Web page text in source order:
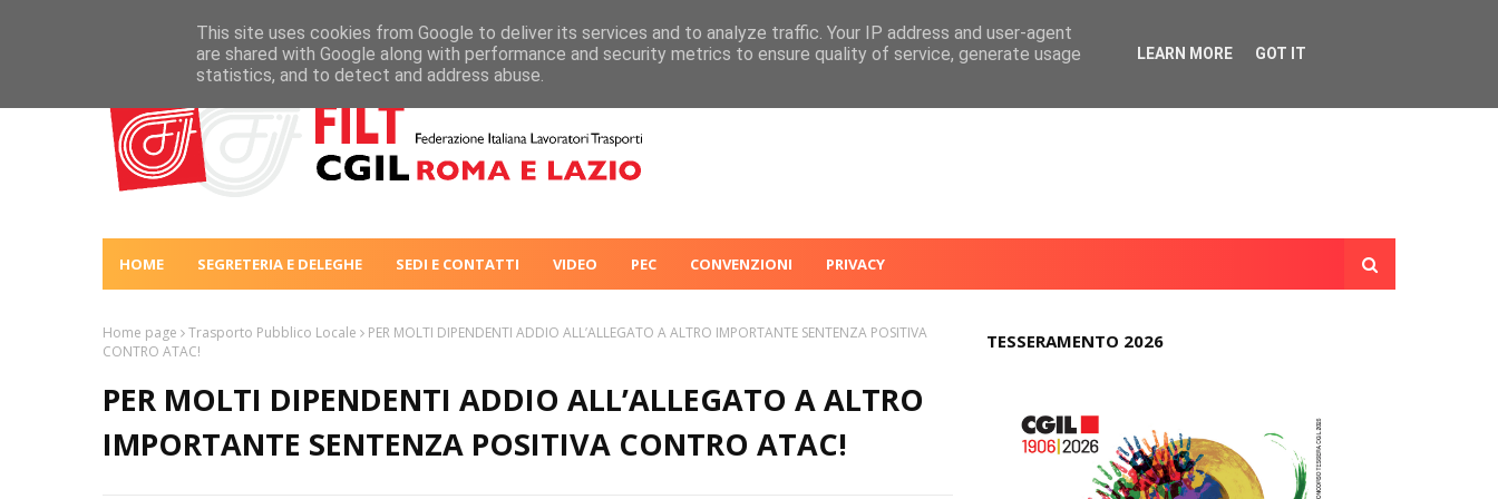
HOME SEGRETERIA E DELEGHE SEDI E CONTATTI VIDEO PEC CONVENZIONI PRIVACY
Home page Trasporto Pubblico Locale
PER MOLTI DIPENDENTI ADDIO ALL’ALLEGATO A ALTRO IMPORTANTE SENTENZA POSITIVA
CONTRO ATAC!
PER MOLTI DIPENDENTI ADDIO ALL’ALLEGATO A ALTRO
IMPORTANTE SENTENZA POSITIVA CONTRO ATAC!
TESSERAMENTO 2026
This site uses cookies from Google to deliver its services and to analyze traffic. Your IP address and user-agent
are shared with Google along with performance and security metrics to ensure quality of service, generate usage
statistics, and to detect and address abuse.
LEARN MORE GOT IT